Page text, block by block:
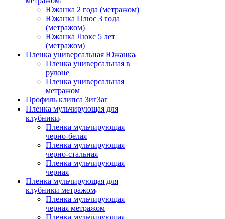
Южанка 2 года (метражом)
Южанка Плюс 3 года
(метражом)
Южанка Люкс 5 лет
(метражом)
Пленка универсальная Южанка
Пленка универсальная в
рулоне
Пленка универсальная
метражом
Профиль клипса ЗигЗаг
Пленка мульчирующая для
клубники
Пленка мульчирующая
черно-белая
Пленка мульчирующая
черно-стальная
Пленка мульчирующая
черная
Пленка мульчирующая для
клубники метражом
Пленка мульчирующая
черная метражом
Пленка мульчирующая